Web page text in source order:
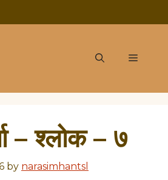
Menu
– श्लोक – ७
by narasimhantsl